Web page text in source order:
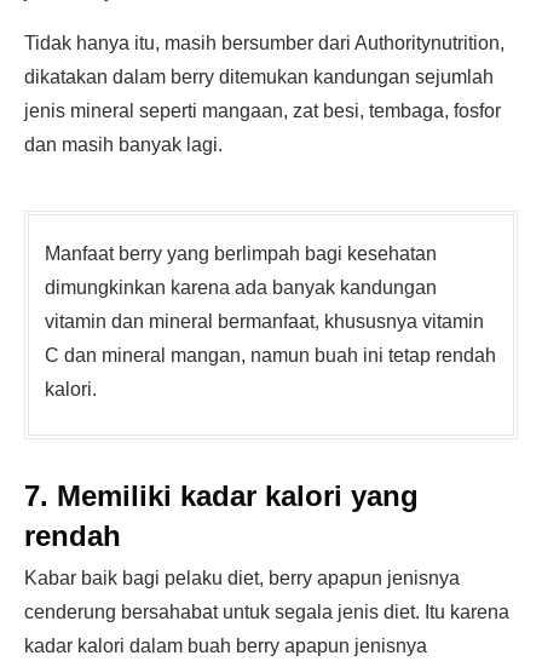
Tidak hanya itu, masih bersumber dari Authoritynutrition,
dikatakan dalam berry ditemukan kandungan sejumlah
jenis mineral seperti mangaan, zat besi, tembaga, fosfor
dan masih banyak lagi.
Manfaat berry yang berlimpah bagi kesehatan
dimungkinkan karena ada banyak kandungan
vitamin dan mineral bermanfaat, khususnya vitamin
C dan mineral mangan, namun buah ini tetap rendah
kalori.
7. Memiliki kadar kalori yang
rendah
Kabar baik bagi pelaku diet, berry apapun jenisnya
cenderung bersahabat untuk segala jenis diet. Itu karena
kadar kalori dalam buah berry apapun jenisnya